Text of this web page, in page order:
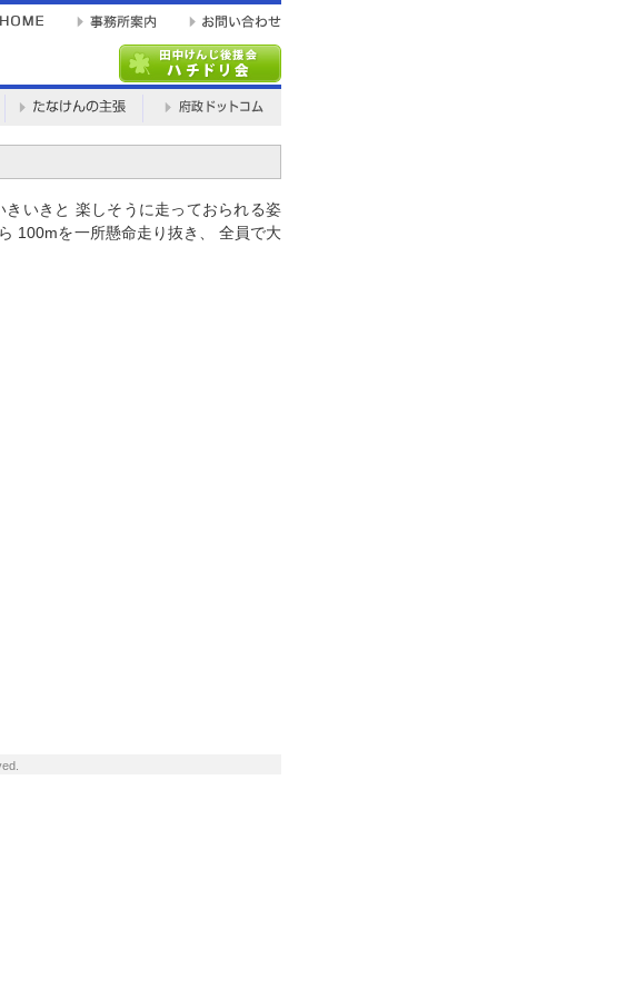
いきと 楽しそうに走っておられる姿
100mを一所懸命走り抜き、 全員で大